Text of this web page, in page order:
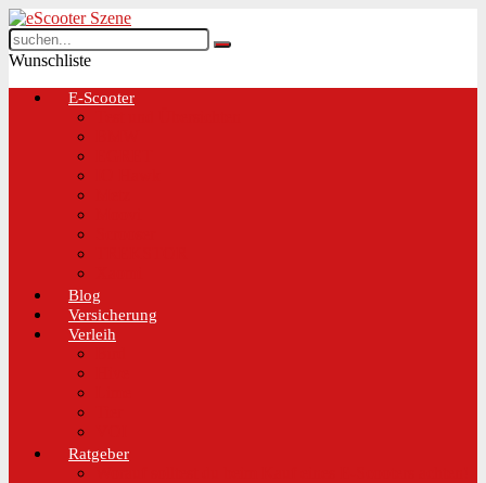
Wunschliste
E-Scooter
Blog
Versicherung
Verleih
Ratgeber